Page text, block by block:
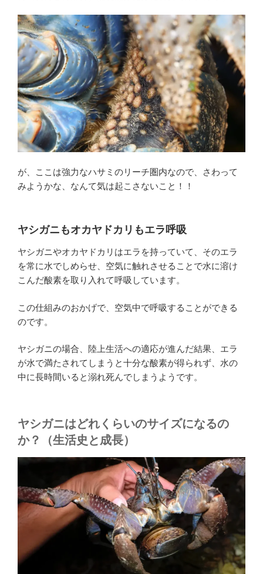
が、ここは強力なハサミのリーチ圏内なので、さわって
みようかな、なんて気は起こさないこと！！
ヤシガニもオカヤドカリもエラ呼吸
ヤシガニやオカヤドカリはエラを持っていて、そのエラ
を常に水でしめらせ、空気に触れさせることで水に溶け
こんだ酸素を取り入れて呼吸しています。
この仕組みのおかげで、空気中で呼吸することができる
のです。
ヤシガニの場合、陸上生活への適応が進んだ結果、エラ
が水で満たされてしまうと十分な酸素が得られず、水の
中に長時間いると溺れ死んでしまうようです。
ヤシガニはどれくらいのサイズになるの
か？（生活史と成長）